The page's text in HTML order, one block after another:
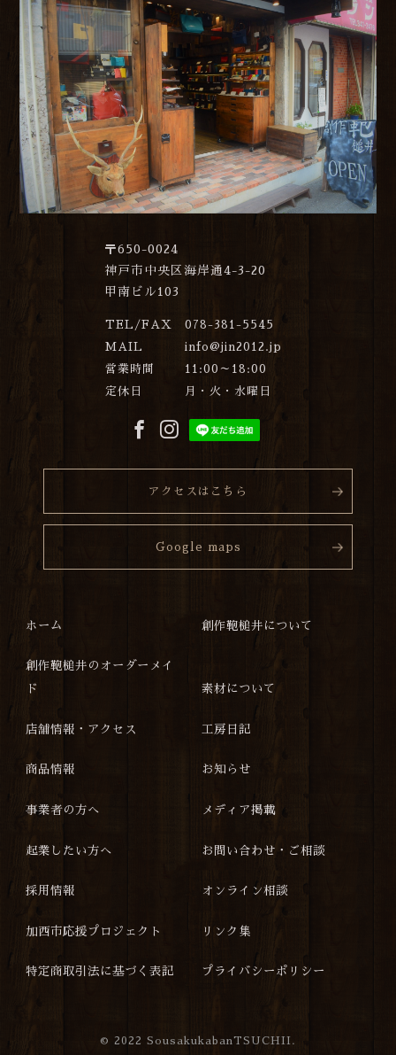
〒650-0024
神戸市中央区海岸通4-3-20
甲南ビル103
TEL/FAX
078-381-5545
MAIL
info@jin2012.jp
営業時間
11:00～18:00
定休日
月・火・水曜日
アクセスはこちら
Google maps
ホーム 創作鞄槌井について
創作鞄槌井のオーダーメイ
ド
素材について
店舗情報・アクセス 工房日記
商品情報 お知らせ
事業者の方へ メディア掲載
起業したい方へ お問い合わせ・ご相談
採用情報 オンライン相談
加西市応援プロジェクト リンク集
特定商取引法に基づく表記 プライバシーポリシー
© 2022 SousakukabanTSUCHII.